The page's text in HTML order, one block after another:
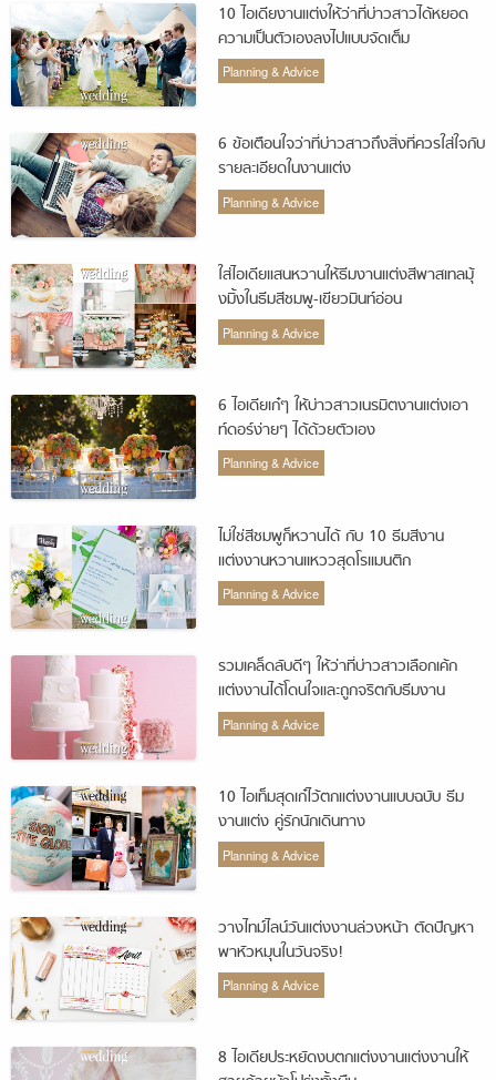
10 ไอเดียงานแต่งให้ว่าที่บ่าวสาวได้หยอด
ความเป็นตัวเองลงไปแบบจัดเต็ม
Planning & Advice
6 ข้อเตือนใจว่าที่บ่าวสาวถึงสิ่งที่ควรใส่ใจกับ
รายละเอียดในงานแต่ง
Planning & Advice
ใส่ไอเดียแสนหวานให้ธีมงานแต่งสีพาสเทลมุ้
งมิ้งในธีมสีชมพู-เขียวมินท์อ่อน
Planning & Advice
6 ไอเดียเก๋ๆ ให้บ่าวสาวเนรมิตงานแต่งเอา
ท์ดอร์ง่ายๆ ได้ด้วยตัวเอง
Planning & Advice
ไม่ใช่สีชมพูก็หวานได้ กับ 10 ธีมสีงาน
แต่งงานหวานแหววสุดโรแมนติก
Planning & Advice
รวมเคล็ดลับดีๆ ให้ว่าที่บ่าวสาวเลือกเค้ก
แต่งงานได้โดนใจและถูกจริตกับธีมงาน
Planning & Advice
10 ไอเท็มสุดเก๋ไว้ตกแต่งงานแบบฉบับ ธีม
งานแต่ง คู่รักนักเดินทาง
Planning & Advice
วางไทม์ไลน์วันแต่งงานล่วงหน้า ตัดปัญหา
พาหัวหมุนในวันจริง!
Planning & Advice
8 ไอเดียประหยัดงบตกแต่งงานแต่งงานให้